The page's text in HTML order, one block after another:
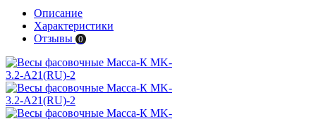
Описание
Характеристики
Отзывы 0